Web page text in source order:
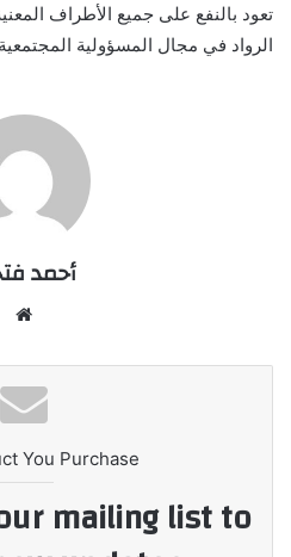
تعود بالنفع على جميع الأطراف
الرواد في مجال المسؤولية المجتمعية
أحمد
You Purchase
mailing list to